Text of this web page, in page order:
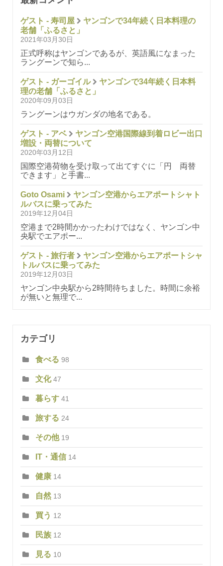
ゲスト - 寿司屋
ヤンゴンで34年続く日本料理の
老舗「ふるさと」
2021年03月30日
正式呼称はヤンゴンであるが、英語風になまった
ラングーンで知ら...
ゲスト - ガーゴイル
ヤンゴンで34年続く日本料
理の老舗「ふるさと」
2020年09月03日
ラングーンはウガンダの地名である。
ゲスト - アベ
ヤンゴン空港国際線到着ロビー出口
増設・両替について
2020年03月12日
国際空港荷物を受け取って出てすぐに「円 両替
できます」と手書...
Goto Osami
ヤンゴン空港からエアポートシャト
ルバスに乗ってみた
2019年12月04日
空港まで2時間かかったわけではなく、ヤンゴン中
央駅でエアポー...
ゲスト - 旅行者
ヤンゴン空港からエアポートシャ
トルバスに乗ってみた
2019年12月03日
ヤンゴン中央駅から2時間待ちました。時間に余裕
が無いと無理で...
カテゴリ
食べる 98
文化 47
暮らす 41
旅する 24
その他 19
IT・通信 14
健康 14
自然 13
買う 12
民族 12
見る 10